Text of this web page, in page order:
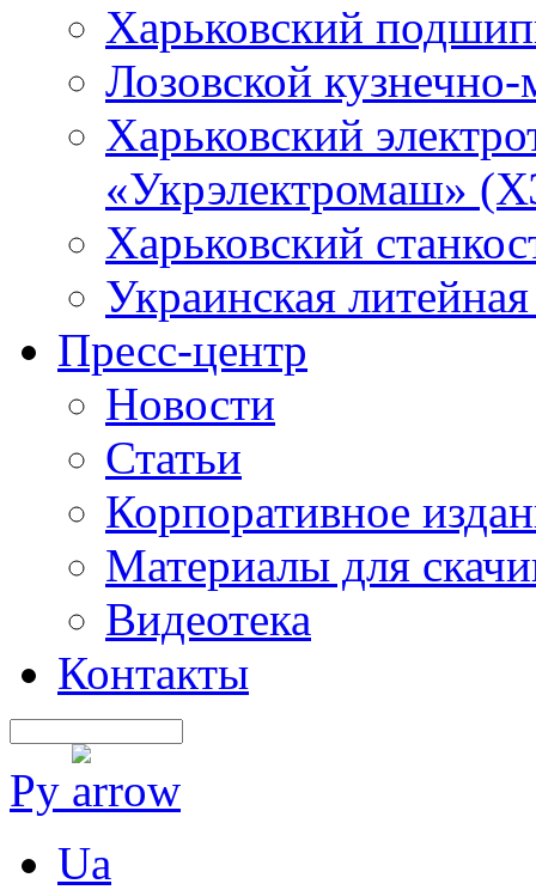
Харьковский
Лозовской
Харьковский
«Укрэлектромаш»
Харьковский
Украинская
Пресс-центр
Новости
Статьи
Корпоративное
Материалы для
Видеотека
Контакты
Ру
Ua